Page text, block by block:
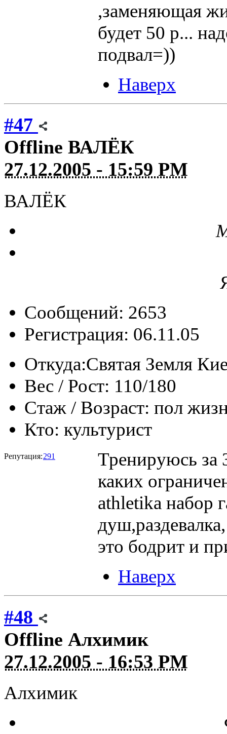
,заменяющая
будет 50 р...
подвал=))
Наверх
#47
Offline ВАЛЁК
27.12.2005 - 15:59 PM
ВАЛЁК
Сообщений: 2653
Регистрация: 06.11.05
Откуда:Святая Земля
Вес / Рост: 110/180
Стаж / Возраст: пол
Кто: культурист
Репутация:291
Тренируюсь за
каких
athletika набор
это бодрит и
Наверх
#48
Offline Алхимик
27.12.2005 - 16:53 PM
Алхимик